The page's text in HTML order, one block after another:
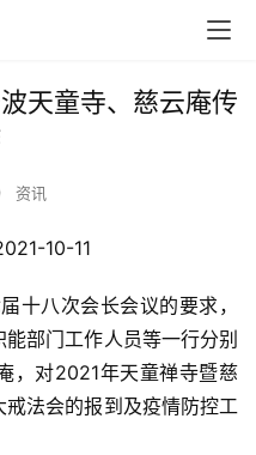
天童寺、慈云庵传
资讯
10-11
十八次会长会议的要求，
部门工作人员等一行分别
，对2021年天童禅寺暨慈
法会的报到及疫情防控工